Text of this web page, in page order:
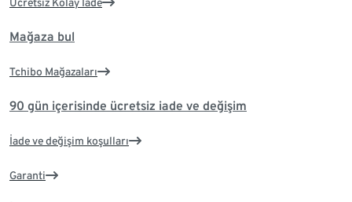
Ücretsiz Kolay İade
Mağaza bul
Tchibo Mağazaları
90 gün içerisinde ücretsiz iade ve değişim
İade ve değişim koşulları
Garanti